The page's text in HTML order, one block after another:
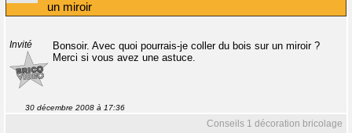
un miroir
Invité
Bonsoir. Avec quoi pourrais-je coller du bois sur un miroir ?
Merci si vous avez une astuce.
30 décembre 2008 à 17:36
Conseils 1 décoration bricolage